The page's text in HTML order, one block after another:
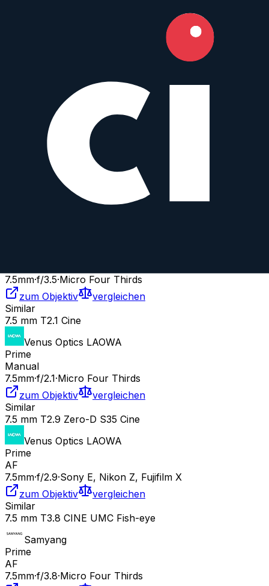
2.8
Micro Four Thirds, Sony E, Nikon Z, Canon
EF-M, Fujifilm X
zum Objektiv
vergleichen
7.5mm·f/3.5·Micro Four Thirds
zum Objektiv
vergleichen
Similar
7.5 mm T2.1 Cine
Venus Optics LAOWA
Prime
Manual
7.5mm·f/2.1·Micro Four Thirds
zum Objektiv
vergleichen
Similar
7.5 mm T2.9 Zero-D S35 Cine
Venus Optics LAOWA
Prime
AF
7.5mm·f/2.9·Sony E, Nikon Z, Fujifilm X
zum Objektiv
vergleichen
Similar
7.5 mm T3.8 CINE UMC Fish-eye
Samyang
Prime
AF
7.5mm·f/3.8·Micro Four Thirds